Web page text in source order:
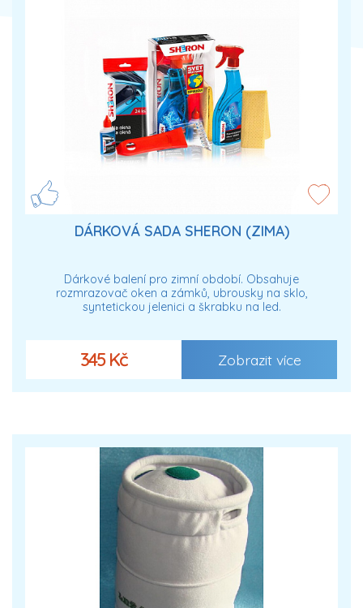
DÁRKOVÁ SADA SHERON (ZIMA)
Dárkové balení pro zimní období. Obsahuje
rozmrazovač oken a zámků, ubrousky na sklo,
syntetickou jelenici a škrabku na led.
345 Kč Zobrazit více